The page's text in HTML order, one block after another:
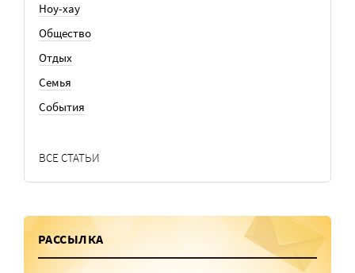
Ноу-хау
Общество
Отдых
Семья
События
ВСЕ СТАТЬИ
РАССЫЛКА